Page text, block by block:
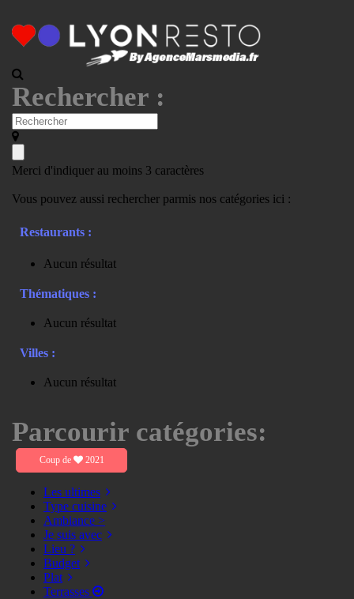
Rechercher :
Merci d'indiquer au moins 3 caractères
Vous pouvez aussi rechercher parmis nos catégories ici :
Restaurants :
Aucun résultat
Thématiques :
Aucun résultat
Villes :
Aucun résultat
Parcourir catégories:
Coup de 2021
Les ultimes
Type cuisine
Ambiance >
Je suis avec
Lieu ?
Budget
Plat
Terrasses